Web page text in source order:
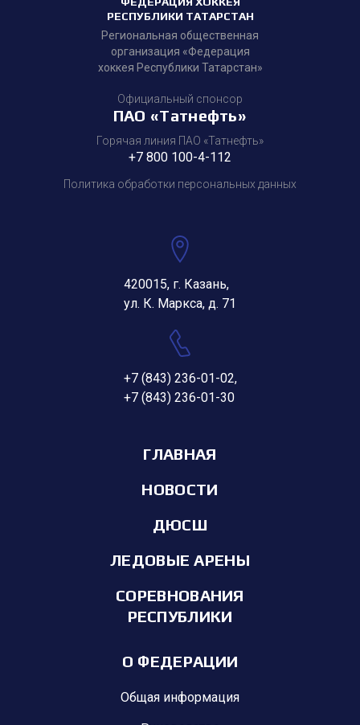
РЕСПУБЛИКИ ТАТАРСТАН
Региональная общественная
организация «Федерация
хоккея Республики Татарстан»
Официальный спонсор
ПАО «Татнефть»
Горячая линия ПАО «Татнефть»
+7 800 100-4-112
Политика обработки персональных данных
420015, г. Казань,
ул. К. Маркса, д. 71
+7 (843) 236-01-02,
+7 (843) 236-01-30
ГЛАВНАЯ
НОВОСТИ
ДЮСШ
ЛЕДОВЫЕ АРЕНЫ
СОРЕВНОВАНИЯ
РЕСПУБЛИКИ
О ФЕДЕРАЦИИ
Общая информация